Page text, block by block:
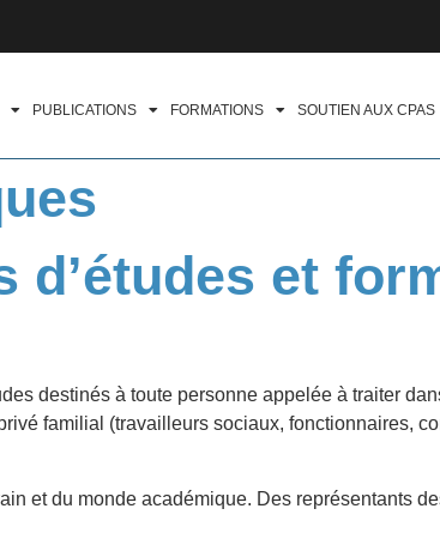
PUBLICATIONS FORMATIONS SOUTIEN AUX CPAS
d’études et
destinés à toute personne appelée à traiter
familial (travailleurs sociaux, fonctionnaires,
et du monde académique. Des représentants